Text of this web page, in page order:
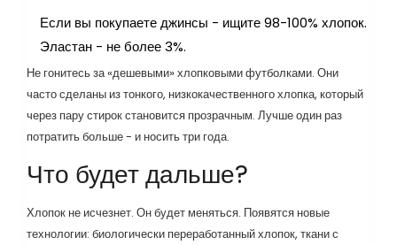
Если вы покупаете джинсы - ищите 98-100% хлопок.
Эластан - не более 3%.
Не гонитесь за «дешевыми» хлопковыми футболками. Они
часто сделаны из тонкого, низкокачественного хлопка, который
через пару стирок становится прозрачным. Лучше один раз
потратить больше - и носить три года.
Что будет дальше?
Хлопок не исчезнет. Он будет меняться. Появятся новые
технологии: биологически переработанный хлопок, ткани с